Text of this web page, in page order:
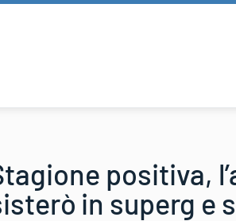
positiva,
in superg e